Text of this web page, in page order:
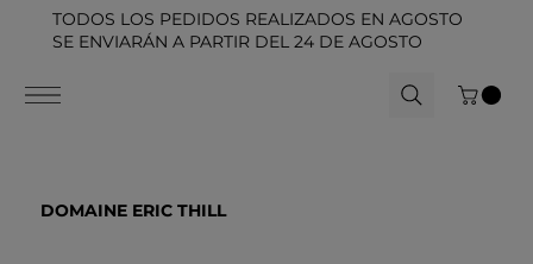
TODOS LOS PEDIDOS REALIZADOS EN AGOSTO
SE ENVIARÁN A PARTIR DEL 24 DE AGOSTO
DOMAINE ERIC THILL